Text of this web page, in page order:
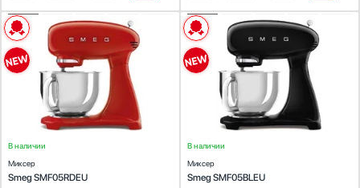
ХАРАКТЕРИСТИКИ
Цвет:
красный
Тип миксера:
стационарный
Мощность миксера (Вт):
Объем чаши (л):
В наличии
Миксер
Smeg SMF05RDEU
ХАРАКТЕРИСТИКИ
Цвет:
Тип миксера:
стационарный
Мощность миксера (Вт):
Объем чаши (л):
В наличии
Миксер
Smeg SMF05BLEU